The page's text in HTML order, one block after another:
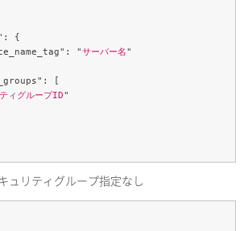
{
"
サーバー名"
[
ィグループID"
ュリティグループ指定なし